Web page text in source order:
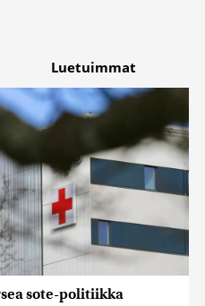
Luetuimmat
sote-politiikka